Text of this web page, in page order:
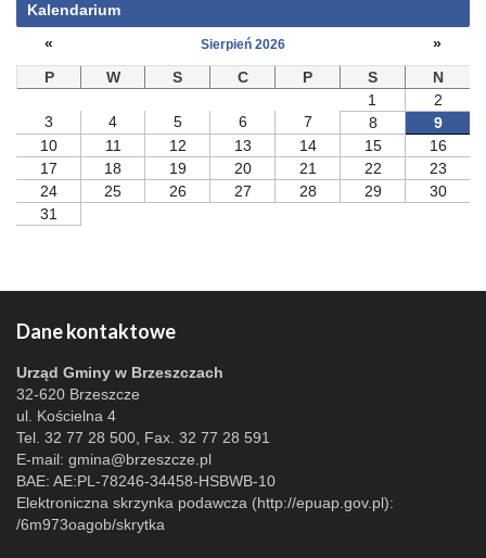
Kalendarium
«
Sierpień 2026
»
P
W S C P S
N
1
2
3
4 5 6 7 8
9
10
11 12 13 14 15
16
17
18 19 20 21 22
23
24
25 26 27 28 29
30
31
Dane kontaktowe
Urząd Gminy w Brzeszczach
32-620 Brzeszcze
ul. Kościelna 4
Tel. 32 77 28 500, Fax. 32 77 28 591
E-mail: gmina@brzeszcze.pl
BAE: AE:PL-78246-34458-HSBWB-10
Elektroniczna skrzynka podawcza (http://epuap.gov.pl):
/6m973oagob/skrytka